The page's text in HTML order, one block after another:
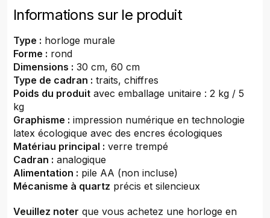
Informations sur le produit
Type : horloge murale
Forme : rond
Dimensions : 30 cm, 60 cm
Type de cadran : traits, chiffres
Poids du produit avec emballage unitaire : 2 kg / 5
kg
Graphisme : impression numérique en technologie
latex écologique avec des encres écologiques
Matériau principal : verre trempé
Cadran : analogique
Alimentation : pile AA (non incluse)
Mécanisme à quartz précis et silencieux
Veuillez noter que vous achetez une horloge en